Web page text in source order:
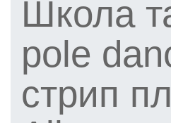
Школа
pole
стрип